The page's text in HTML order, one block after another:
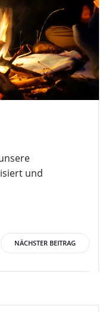
und
NÄCHSTER BEITRAG